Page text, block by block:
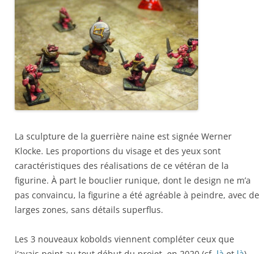
La sculpture de la guerrière naine est signée Werner
Klocke. Les proportions du visage et des yeux sont
caractéristiques des réalisations de ce vétéran de la
figurine. À part le bouclier runique, dont le design ne m’a
pas convaincu, la figurine a été agréable à peindre, avec de
larges zones, sans détails superflus.
Les 3 nouveaux kobolds viennent compléter ceux que